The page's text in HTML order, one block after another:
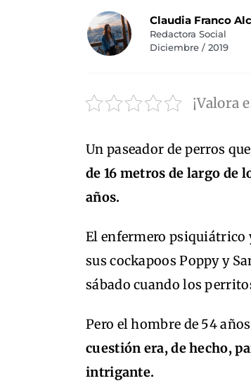
Claudia Franco
Redactora Social
Diciembre / 2019
¡Valora
Un paseador de perros
de 16 metros de largo de
años.
El enfermero psiquiátrico
sus cockapoos Poppy y
sábado cuando los
Pero el hombre de 54
cuestión era, de hecho,
intrigante.